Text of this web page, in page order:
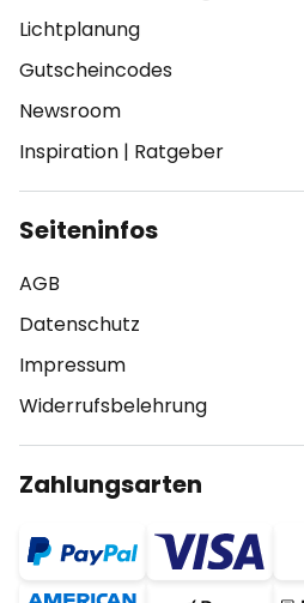
Lichtplanung
Gutscheincodes
Newsroom
Inspiration | Ratgeber
Seiteninfos
AGB
Datenschutz
Impressum
Widerrufsbelehrung
Zahlungsarten